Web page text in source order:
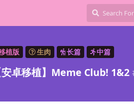
植版 生肉 长篇 中篇
安卓移植】Meme Club! 1&2